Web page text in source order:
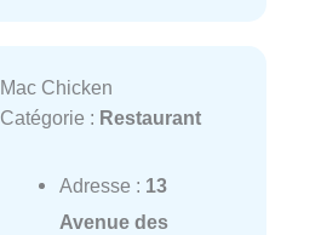
Mac Chicken
Catégorie : Restaurant
Adresse : 13
Avenue des